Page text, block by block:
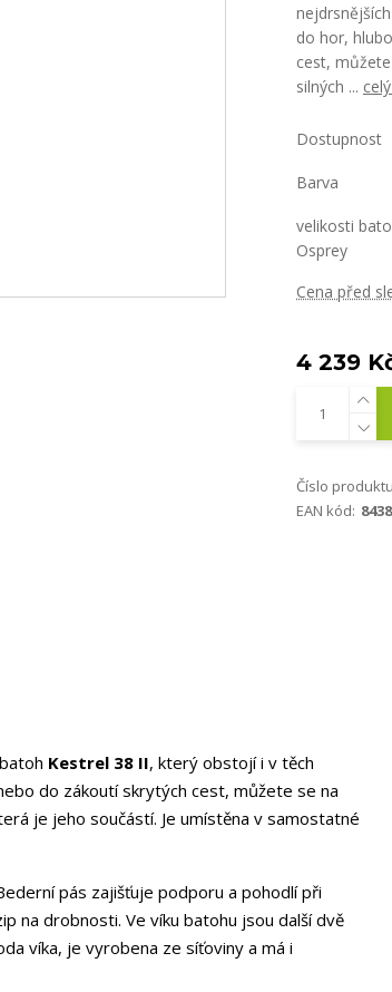
do hor,
cest,
silných ...
Dostupnost
Barva
velikosti
Osprey
Cena před
4 239
Číslo
EAN kód:
Kestrel 38 II, který obstojí i v těch
do zákoutí skrytých cest, můžete se na
je jeho součástí. Je umístěna v samostatné
pás zajišťuje podporu a pohodlí při
na drobnosti. Ve víku batohu jsou další dvě
víka, je vyrobena ze síťoviny a má i